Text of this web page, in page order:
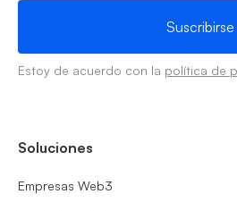
Estoy de acuerdo con la política de
Soluciones
Empresas Web3